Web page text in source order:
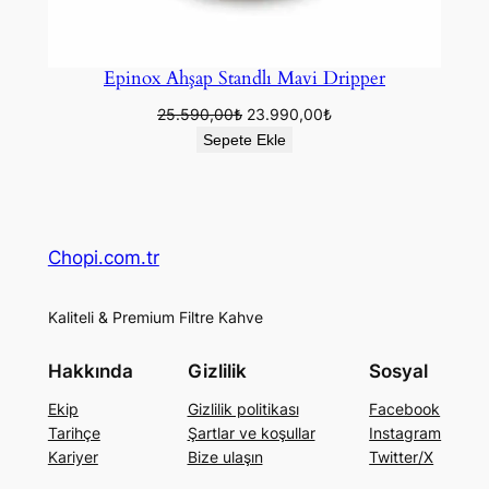
Epinox Ahşap Standlı Mavi Dripper
25.590,00₺ Orijinal
fiyat:
23.990,00₺Şu
Sepete Ekle
Chopi.com.tr
Kaliteli & Premium Filtre Kahve
Hakkında
Ekip
Tarihçe
Kariyer
Gizlilik
Gizlilik politikası
Şartlar ve koşullar
Bize ulaşın
Sosyal
Facebook
Instagram
Twitter/X